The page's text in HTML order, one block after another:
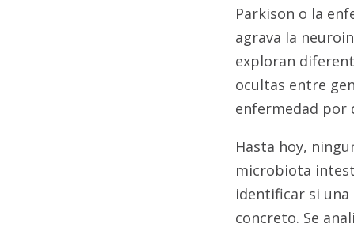
Parkison o la
agrava la
exploran
ocultas entre
enfermedad por
Hasta hoy,
microbiota
identificar si
concreto. Se